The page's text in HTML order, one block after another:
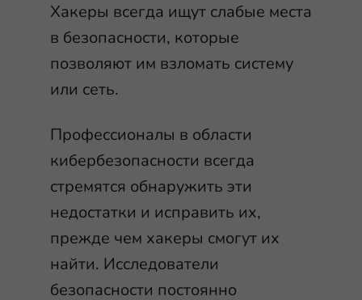
Хакеры всегда ищут слабые места
в безопасности, которые
позволяют им взломать систему
или сеть.
Профессионалы в области
кибербезопасности всегда
стремятся обнаружить эти
недостатки и исправить их,
прежде чем хакеры смогут их
найти. Исследователи
безопасности постоянно